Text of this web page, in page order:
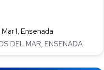
1, Ensenada
DEL MAR, ENSENADA